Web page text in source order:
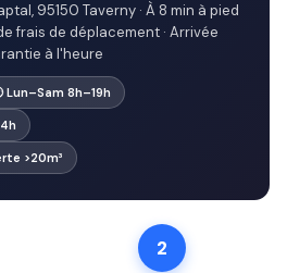
95150 Taverny · À 8 min à pied
frais de déplacement · Arrivée
à l'heure
Lun–Sam 8h–19h
>20m³
2